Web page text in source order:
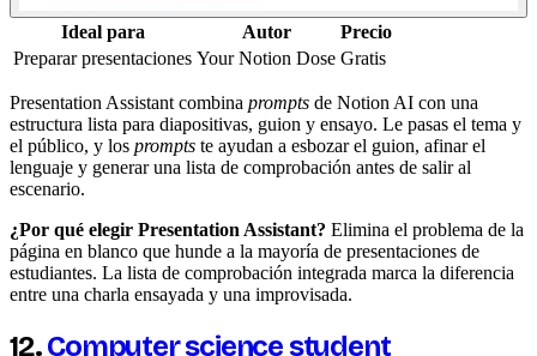
Ideal para Autor
Precio
Preparar presentaciones Your Notion Dose Gratis
Presentation Assistant combina prompts de Notion AI con una
estructura lista para diapositivas, guion y ensayo. Le pasas el tema y
el público, y los prompts te ayudan a esbozar el guion, afinar el
lenguaje y generar una lista de comprobación antes de salir al
escenario.
¿Por qué elegir Presentation Assistant? Elimina el problema de la
página en blanco que hunde a la mayoría de presentaciones de
estudiantes. La lista de comprobación integrada marca la diferencia
entre una charla ensayada y una improvisada.
12.Computer science student